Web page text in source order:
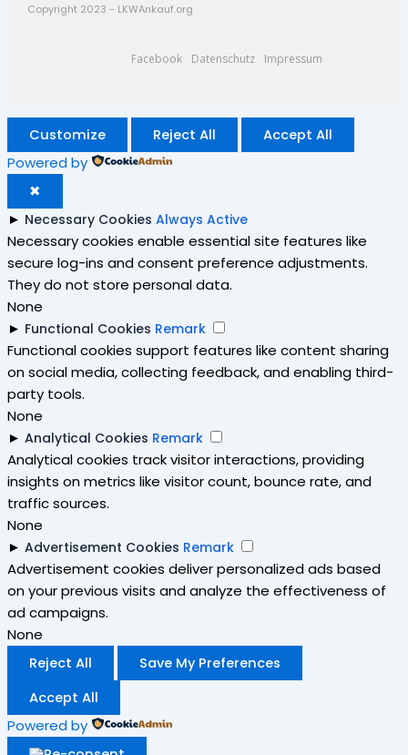
Copyright 2023 - LKWAnkauf.org
Facebook Datenschutz Impressum
Customize Reject All Accept All
Powered by
✖
► Necessary Cookies Always Active
Necessary cookies enable essential site features like
secure log-ins and consent preference adjustments.
They do not store personal data.
None
► Functional Cookies Remark
Functional cookies support features like content sharing
on social media, collecting feedback, and enabling third-
party tools.
None
► Analytical Cookies Remark
Analytical cookies track visitor interactions, providing
insights on metrics like visitor count, bounce rate, and
traffic sources.
None
► Advertisement Cookies Remark
Advertisement cookies deliver personalized ads based
on your previous visits and analyze the effectiveness of
ad campaigns.
None
Reject All
Save My Preferences
Accept All
Powered by